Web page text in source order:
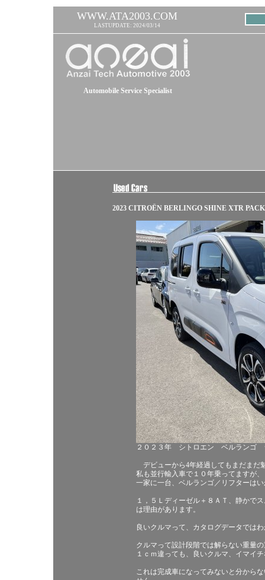
WWW.ATA2003.COM
LASTUPDATE: 2024/03/14
Automobile Service Specialist
2023 CITROËN BERLINGO SHINE XTR PACK
２０２３年 シトロエン ベルランゴ
デビューから4年経過してもまだまだ
私も並行輸入車で１０年乗ってますが
一家に一台、ベルランゴ／リフターは
１，５Ｌディーゼル＋８ＡＴ、静かで
は理由があります。
良いクルマって、カタログデータでは
クルマって設計段階では解らない重量
１ｃｍ違っても、良いクルマ、イマイ
これは完成車になってみないと分から